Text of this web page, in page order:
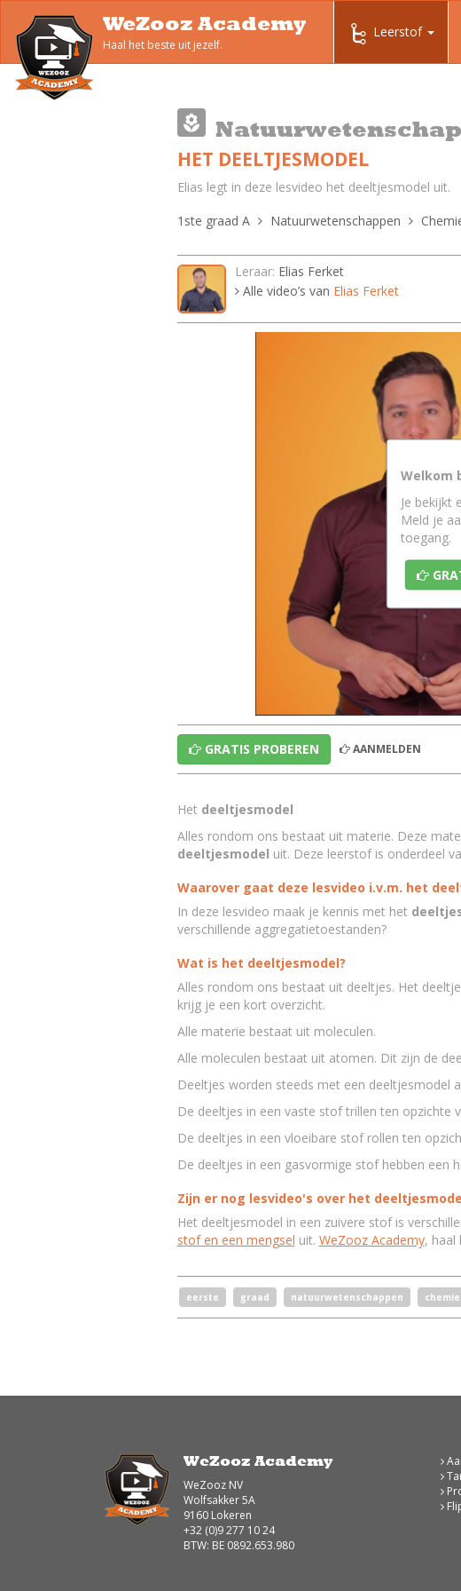
WeZooz Academy
Haal het beste uit jezelf.
Leerstof
HET DEELTJESMODEL
Elias legt in deze lesvideo het deeltjesmodel uit.
1ste graad A
Natuurwetenschappen
Leraar: Elias Ferket
Alle video’s van Elias Ferket
Welkom
Je bekijkt
Meld je
toegang.
GRATIS PROBEREN AANMELDEN
Het deeltjesmodel
Alles rondom ons bestaat uit materie. Deze
deeltjesmodel uit. Deze leerstof is onderdeel
Waarover gaat deze lesvideo i.v.m. het
In deze lesvideo maak je kennis met het
verschillende aggregatietoestanden?
Wat is het deeltjesmodel?
Alles rondom ons bestaat uit deeltjes. Het
krijg je een kort overzicht.
Alle materie bestaat uit moleculen.
Alle moleculen bestaat uit atomen. Dit zijn de
Deeltjes worden steeds met een deeltjesmodel
De deeltjes in een vaste stof trillen ten opzichte
De deeltjes in een vloeibare stof rollen ten
De deeltjes in een gasvormige stof hebben een
Zijn er nog lesvideo's over het
Het deeltjesmodel in een zuivere stof is
stof en een mengsel uit. WeZooz Academy, haal
eerste graad natuurwetenschappen chemie
WeZooz Academy
WeZooz NV
Wolfsakker 5A
9160 Lokeren
+32 (0)9 277 10 24
BTW: BE 0892.653.980